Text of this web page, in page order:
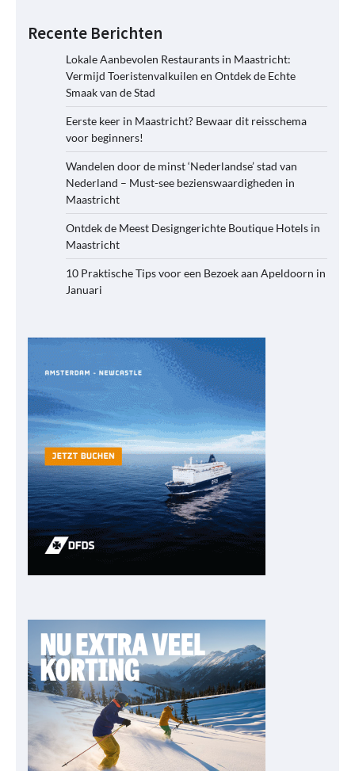
Recente Berichten
Lokale Aanbevolen Restaurants in Maastricht:
Vermijd Toeristenvalkuilen en Ontdek de Echte
Smaak van de Stad
Eerste keer in Maastricht? Bewaar dit reisschema
voor beginners!
Wandelen door de minst ‘Nederlandse’ stad van
Nederland – Must-see bezienswaardigheden in
Maastricht
Ontdek de Meest Designgerichte Boutique Hotels in
Maastricht
10 Praktische Tips voor een Bezoek aan Apeldoorn in
Januari